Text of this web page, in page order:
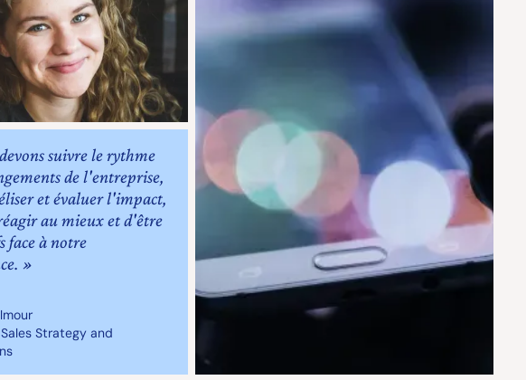
suivre le rythme
de l'entreprise,
et évaluer l'impact,
au mieux et d'être
face à notre
»
Strategy and